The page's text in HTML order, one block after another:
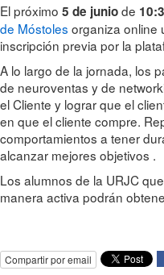
El próximo 5 de juniode
de Móstoles organiza online
inscripción previa por la
A lo largo de la jornada, los
de neuroventas y de
el Cliente y lograr que el
en que el cliente compre.
comportamientos a tener
alcanzar mejores objetivos .
Los alumnos de la URJC
manera activa podrán
Compartir por email